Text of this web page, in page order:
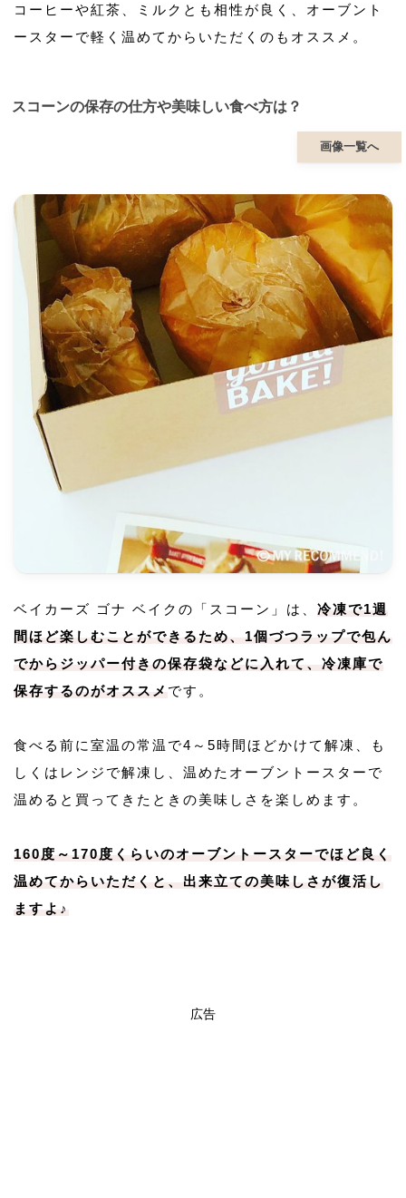
コーヒーや紅茶、ミルクとも相性が良く、オーブント
ースターで軽く温めてからいただくのもオススメ。
スコーンの保存の仕方や美味しい食べ方は？
画像一覧へ
ベイカーズ ゴナ ベイクの「スコーン」は、 冷凍で1週
間ほど楽しむことができるため、1個づつラップで包ん
でからジッパー付きの保存袋などに入れて、冷凍庫で
保存するのがオススメ です。
食べる前に室温の常温で4～5時間ほどかけて解凍、も
しくはレンジで解凍し、温めたオーブントースターで
温めると買ってきたときの美味しさを楽しめます。
160度～170度くらいのオーブントースターでほど良く
温めてからいただくと、出来立ての美味しさが復活し
ますよ♪
広告